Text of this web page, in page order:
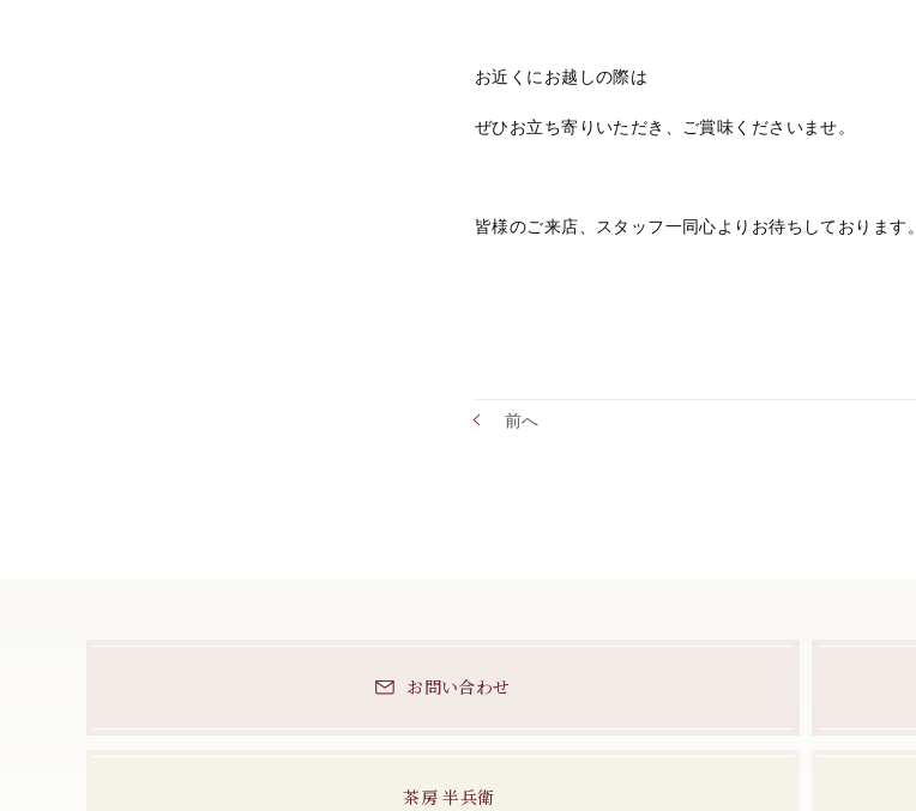
お近くにお越しの際は
ぜひお立ち寄りいただき、ご賞味くださいませ。
皆様のご来店、スタッフ一同心よりお待ちしております。
前へ
お問い合わせ
茶房 半兵衛